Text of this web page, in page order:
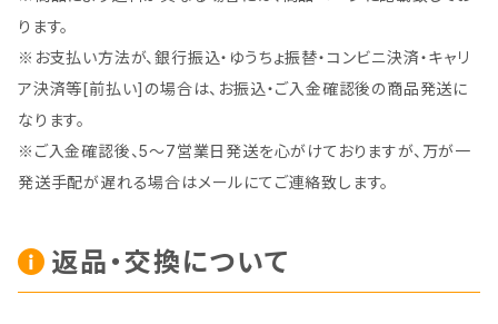
ります。
※お支払い方法が、銀行振込・ゆうちょ振替・コンビニ決済・キャリ
ア決済等[前払い]の場合は、お振込・ご入金確認後の商品発送に
なります。
※ご入金確認後、5～7営業日発送を心がけておりますが、万が一
発送手配が遅れる場合はメールにてご連絡致します。
返品・交換について